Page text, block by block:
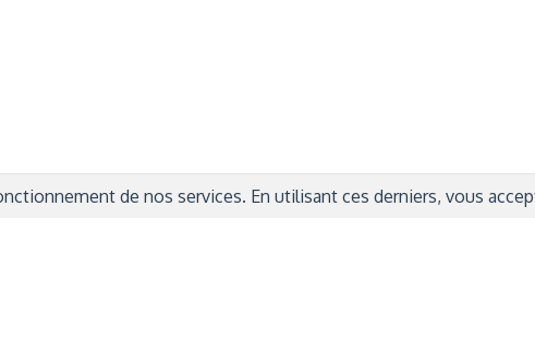
© 2024 Copyright Trousse à Projets | Powered by Capsens |
de nos services. En utilisant ces derniers, vous